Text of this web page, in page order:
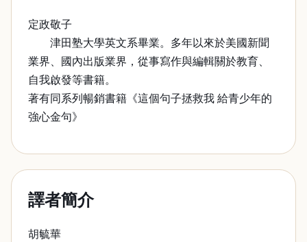
定政敬子
津田塾大學英文系畢業。多年以來於美國新聞
業界、國內出版業界，從事寫作與編輯關於教育、
自我啟發等書籍。
著有同系列暢銷書籍《這個句子拯救我 給青少年的
強心金句》
譯者簡介
胡毓華